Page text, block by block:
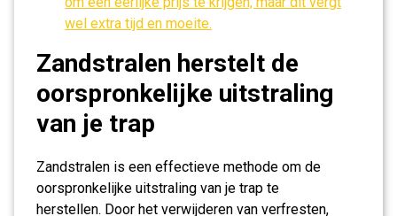
wel extra tijd en moeite.
Zandstralen herstelt de
oorspronkelijke uitstraling
van je trap
Zandstralen is een effectieve methode om de
oorspronkelijke uitstraling van je trap te
herstellen. Door het verwijderen van verfresten,